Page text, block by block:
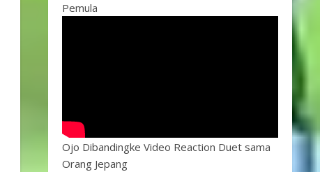
Pemula
Ojo Dibandingke Video Reaction Duet sama
Orang Jepang